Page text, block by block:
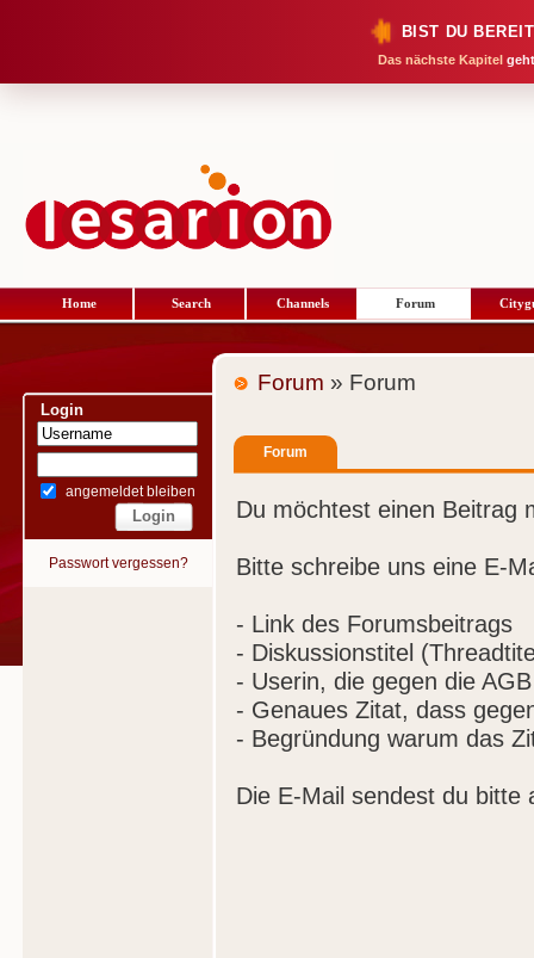
BIST DU
Das nächste Kapitel
Home Search Channels Forum
Login
angemeldet bleiben
Passwort vergessen?
Forum » Forum
Forum
Du möchtest einen Beitrag
Bitte schreibe uns eine E-
- Link des Forumsbeitrags
- Diskussionstitel
- Userin, die gegen die
- Genaues Zitat, dass
- Begründung warum das
Die E-Mail sendest du bitte